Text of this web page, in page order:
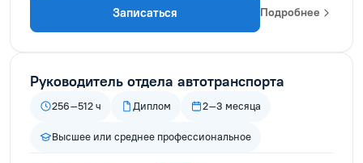
Записаться Подробнее
Руководитель отдела автотранспорта
256–512 ч Диплом 2–3 месяца
Высшее или среднее профессиональное